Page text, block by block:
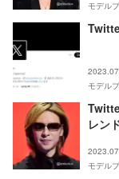
モデル
モデル
レン
モデル